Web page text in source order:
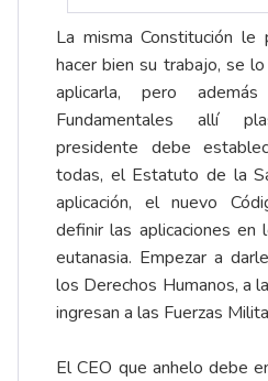
La misma Constitución
hacer bien su trabajo, se
aplicarla, pero
Fundamentales allí
presidente debe
todas, el Estatuto de la
aplicación, el nuevo
definir las aplicaciones
eutanasia. Empezar a
los Derechos Humanos, a
ingresan a las Fuerzas
El CEO que anhelo debe